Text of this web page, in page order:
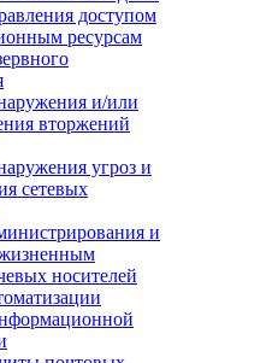
доступом
ресурсам
и/или
вторжений
угроз и
сетевых
и
носителей